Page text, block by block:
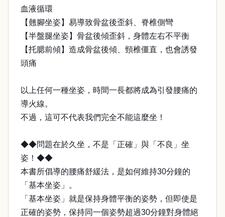
血液循環
【翹腳坐姿】易導致骨盆後歪斜、脊椎側彎
【半盤腿坐姿】骨盆後傾歪斜，身體左右不平衡
【托腮前傾】造成骨盆後傾、頸椎僵直，也會誘發
頭痛
以上任何一種坐姿，時間一長都將成為引發腰痛的
導火線。
不過，這可不代表我們完全不能這麼坐！
◆◆問題在於久坐，不是「正確」與「不良」坐
姿！◆◆
本書所倡導的腰痛舒緩法，是如何維持30分鐘的
「基本坐姿」。
「基本坐姿」就是保持身體平衡的姿勢，但即使是
正確的姿勢，保持同一個姿勢超過30分鐘對身體絕